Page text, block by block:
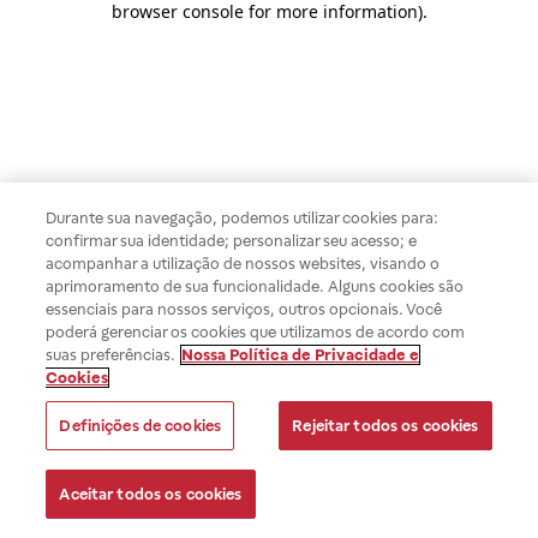
browser console for more information).
Durante sua navegação, podemos utilizar cookies para:
confirmar sua identidade; personalizar seu acesso; e
acompanhar a utilização de nossos websites, visando o
aprimoramento de sua funcionalidade. Alguns cookies são
essenciais para nossos serviços, outros opcionais. Você
poderá gerenciar os cookies que utilizamos de acordo com
suas preferências. Nossa Política de Privacidade e
Cookies
Definições de cookies Rejeitar todos os cookies
Aceitar todos os cookies